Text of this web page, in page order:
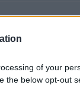
of your
the below opt-out